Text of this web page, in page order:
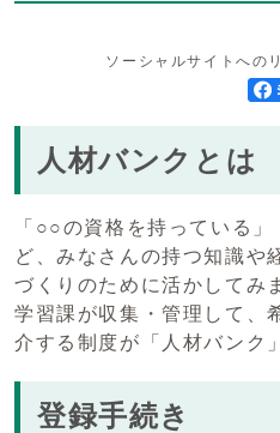
ソーシャルサイトへの
人材バンクとは
「○○の資格を持っている
ど、みなさんの持つ知識や
づくりのために活かしてみ
学習課が収集・管理して、
介する制度が「人材バンク
登録手続き